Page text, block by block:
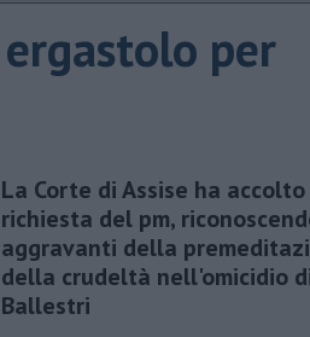
per
La Corte di Assise ha
richiesta del pm,
aggravanti della
della crudeltà nell'omicidio
Ballestri